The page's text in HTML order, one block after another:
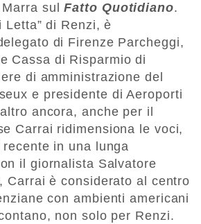
Marra sulFatto Quotidiano.
Letta” di Renzi, è
di Firenze Parcheggi,
Cassa di Risparmio di
di amministrazione del
e presidente di Aeroporti
ancora, anche per il
Carrai ridimensiona le voci,
in una lunga
il giornalista Salvatore
Carrai è considerato al centro
con ambienti americani
non solo per Renzi.